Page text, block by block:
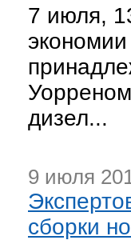
7 июля,
дизел...
9 июля
сборки